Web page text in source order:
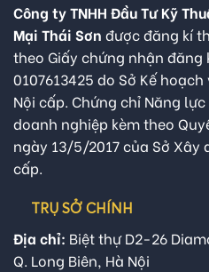
Công ty TNHH Đầu Tư Kỹ
Mại Thái Sơn được đăng kí
theo Giấy chứng nhận đăng
0107613425 do Sở Kế
Nội cấp. Chứng chỉ Năng
doanh nghiệp kèm theo
ngày 13/5/2017 của Sở Xây
cấp.
TRỤ SỞ CHÍNH
Địa chỉ: Biệt thự D2-26
Q. Long Biên, Hà Nội